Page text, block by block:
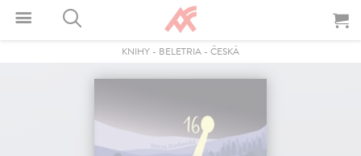
KNIHY - BELETRIA - ČESKÁ